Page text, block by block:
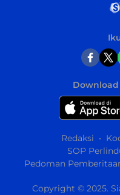
Redaksi
SOP
Pedoman
Copyright © 2025.